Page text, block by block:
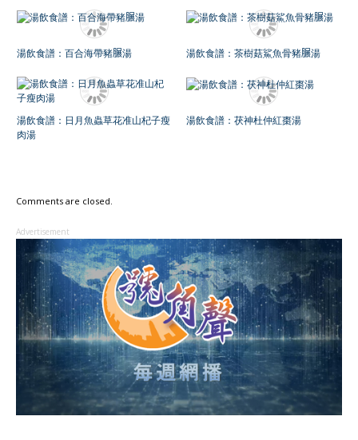
湯飲食譜：百合海帶豬𦟌湯 湯飲食譜：茶樹菇鯊魚骨豬𦟌湯
湯飲食譜：日月魚蟲草花准山杞子瘦
肉湯
湯飲食譜：茯神杜仲紅棗湯
Comments are closed.
Advertisement